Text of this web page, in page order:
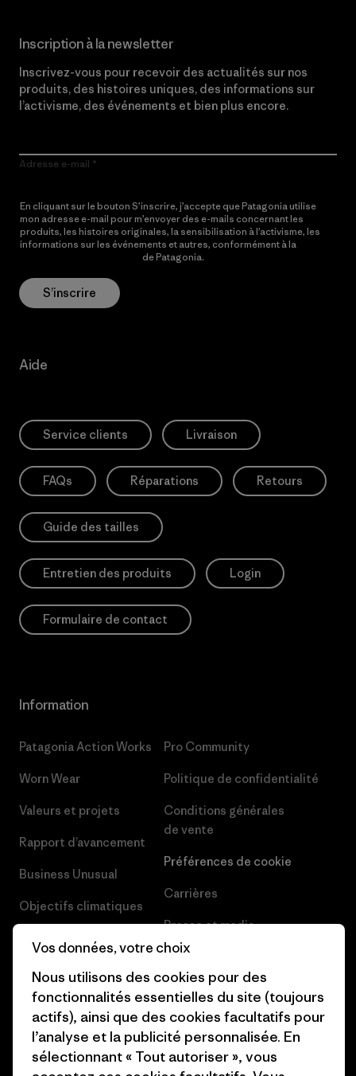
Inscription à la newsletter
Inscrivez-vous pour recevoir des actualités sur nos
produits, des histoires uniques, des informations sur
l’activisme, des événements et bien plus encore.
Adresse e-mail
En cliquant sur le bouton S’inscrire, j’accepte que Patagonia utilise
mon adresse e-mail pour m’envoyer des e-mails concernant les
produits, les histoires originales, la sensibilisation à l’activisme, les
informations sur les événements et autres, conformément à la
de Patagonia.
S’inscrire
Aide
Service clients Livraison
FAQs Réparations Retours
Guide des tailles
Entretien des produits Login
Formulaire de contact
Information
Patagonia Action Works
Worn Wear
Valeurs et projets
Rapport d’avancement
Business Unusual
Objectifs climatiques
1% For The Planet
Comment nous
finançons
Cartes cadeaux
Nos magasins
Pro Community
Politique de confidentialité
Conditions générales
de vente
Préférences de cookie
Carrières
Presse et media
Industry program
Programme d’affiliation
Patagonia Belgique Plan du
site
Vos données, votre choix
Nous utilisons des cookies pour des
fonctionnalités essentielles du site (toujours
actifs), ainsi que des cookies facultatifs pour
l’analyse et la publicité personnalisée. En
sélectionnant « Tout autoriser », vous